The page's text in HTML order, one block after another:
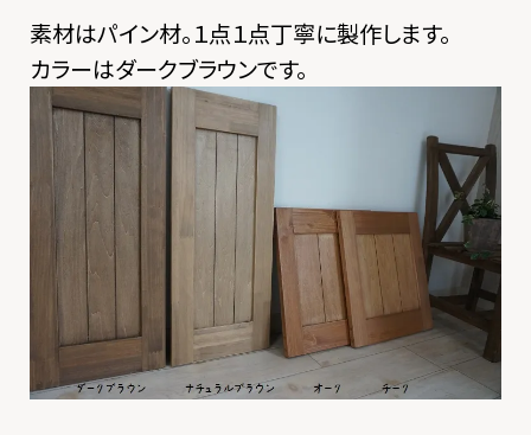
素材はパイン材。１点１点丁寧に製作します。
カラーはダークブラウンです。